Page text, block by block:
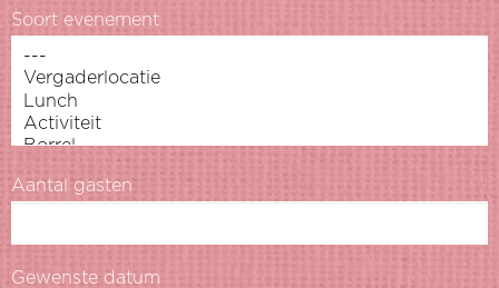
Soort evenement
Aantal gasten
Gewenste datum